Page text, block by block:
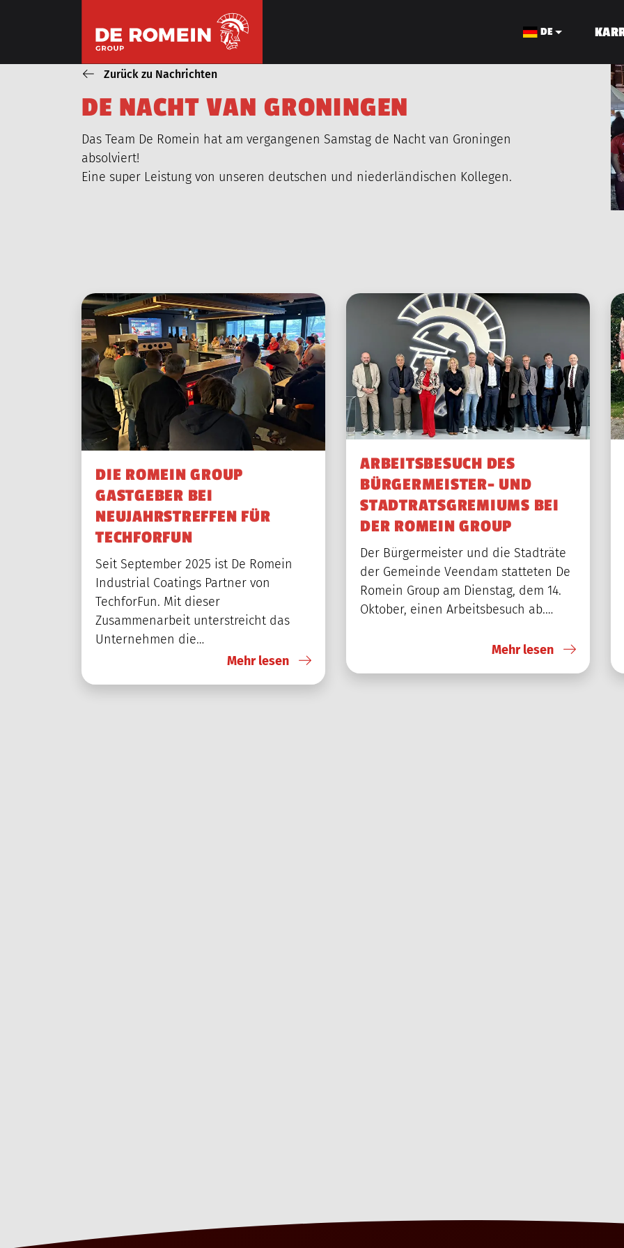
DE
ONZE WERKZAAMHEDEN
ROHRLEITUNGSBAU KABELBAU
ÜBER UNS PROJEKTE MASCHINENPARK KARRIERE AKTUELLES
Zurück zu Nachrichten
DE NACHT VAN GRONINGEN
Das Team De Romein hat am vergangenen Samstag de Nacht van Groningen
absolviert!
Eine super Leistung von unseren deutschen und niederländischen Kollegen.
DIE ROMEIN GROUP
GASTGEBER BEI
NEUJAHRSTREFFEN FÜR
TECHFORFUN
Seit September 2025 ist De Romein
Industrial Coatings Partner von
TechforFun. Mit dieser
Zusammenarbeit unterstreicht das
Unternehmen die…
Mehr lesen
ARBEITSBESUCH DES
BÜRGERMEISTER- UND
STADTRATSGREMIUMS BEI
DER ROMEIN GROUP
Der Bürgermeister und die Stadträte
der Gemeinde Veendam statteten De
Romein Group am Dienstag, dem 14.
Oktober, einen Arbeitsbesuch ab.…
Mehr lesen